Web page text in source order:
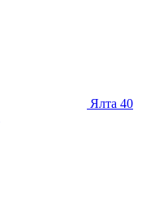
Ялта 40